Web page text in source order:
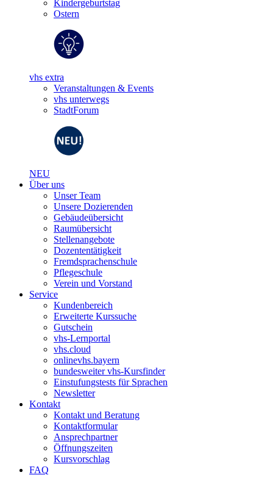
Kindergeburtstag
Ostern
vhs extra
Veranstaltungen & Events
vhs unterwegs
StadtForum
NEU
Über uns
Unser Team
Unsere Dozierenden
Gebäudeübersicht
Raumübersicht
Stellenangebote
Dozententätigkeit
Fremdsprachenschule
Pflegeschule
Verein und Vorstand
Service
Kundenbereich
Erweiterte Kurssuche
Gutschein
vhs-Lernportal
vhs.cloud
onlinevhs.bayern
bundesweiter vhs-Kursfinder
Einstufungstests für Sprachen
Newsletter
Kontakt
Kontakt und Beratung
Kontaktformular
Ansprechpartner
Öffnungszeiten
Kursvorschlag
FAQ